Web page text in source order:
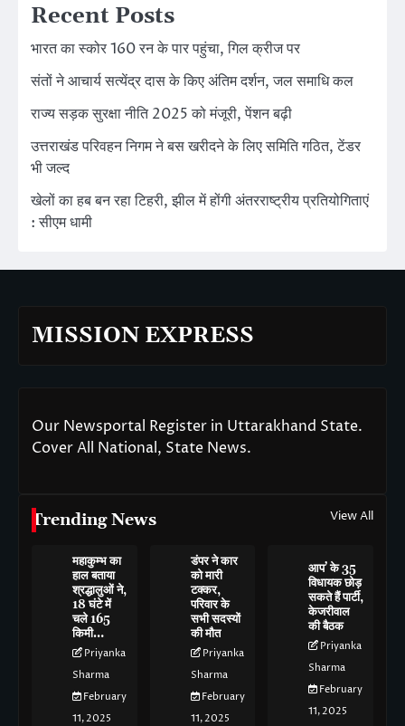
Recent Posts
भारत का स्कोर 160 रन के पार पहुंचा, गिल क्रीज पर
संतों ने आचार्य सत्येंद्र दास के किए अंतिम दर्शन, जल समाधि कल
राज्य सड़क सुरक्षा नीति 2025 को मंजूरी, पेंशन बढ़ी
उत्तराखंड परिवहन निगम ने बस खरीदने के लिए समिति गठित, टेंडर
भी जल्द
खेलों का हब बन रहा टिहरी, झील में होंगी अंतरराष्ट्रीय प्रतियोगिताएं
: सीएम धामी
MISSION EXPRESS
Our Newsportal Register in Uttarakhand State.
Cover All National, State News.
Trending News View All
महाकुम्भ का
हाल बताया
श्रद्धालुओं ने,
18 घंटे में
चले 165
किमी…
Priyanka
Sharma
February
11, 2025
डंपर ने कार
को मारी
टक्कर,
परिवार के
सभी सदस्यों
की मौत
Priyanka
Sharma
February
11, 2025
आप’ के 35
विधायक छोड़
सकते हैं पार्टी,
केजरीवाल
की बैठक
Priyanka
Sharma
February
11, 2025